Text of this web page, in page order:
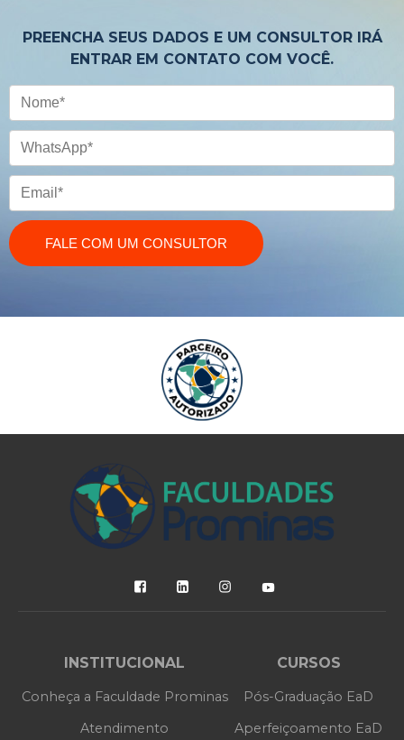
PREENCHA SEUS DADOS E UM CONSULTOR IRÁ
ENTRAR EM CONTATO COM VOCÊ.
Nome
WhatsApp
Email
FALE COM UM CONSULTOR
INSTITUCIONAL
Conheça a Faculdade Prominas
Atendimento
CURSOS
Pós-Graduação EaD
Aperfeiçoamento EaD